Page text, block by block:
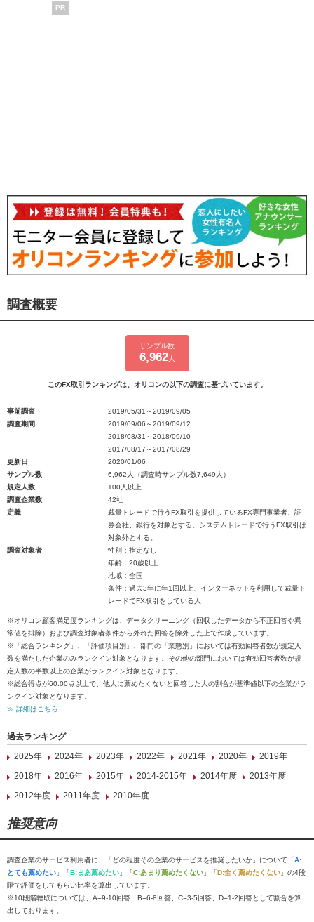
PR
調査概要
サンプル数
6,962人
このFX取引ランキングは、オリコンの以下の調査に基づいています。
事前調査
2019/05/31～2019/09/05
調査期間
2019/09/06～2019/09/12
2018/08/31～2018/09/10
2017/08/17～2017/08/29
更新日
2020/01/06
サンプル数
6,962人（調査時サンプル数7,649人）
規定人数
100人以上
調査企業数
42社
定義
裁量トレードで行うFX取引を提供しているFX専門事業者、証
券会社、銀行を対象とする。システムトレードで行うFX取引は
対象外とする。
調査対象者
性別：指定なし
年齢：20歳以上
地域：全国
条件：過去3年に年1回以上、インターネットを利用して裁量ト
レードでFX取引をしている人
※オリコン顧客満足度ランキングは、データクリーニング（回収したデータから不正回答や異
常値を排除）および調査対象者条件から外れた回答を除外した上で作成しています。
※「総合ランキング」、「評価項目別」、部門の「業態別」においては有効回答者数が規定人
数を満たした企業のみランクイン対象となります。その他の部門においては有効回答者数が規
定人数の半数以上の企業がランクイン対象となります。
※総合得点が60.00点以上で、他人に薦めたくないと回答した人の割合が基準値以下の企業がラ
ンクイン対象となります。
≫ 詳細はこちら
過去ランキング
2025年
2024年 2023年 2022年 2021年 2020年
2019年
2018年
2016年 2015年 2014-2015年 2014年度
2013年度
2012年度
2011年度 2010年度
推奨意向
調査企業のサービス利用者に、「どの程度その企業のサービスを推奨したいか」について「A:
とても薦めたい 」「B:まあ薦めたい 」「C:あまり薦めたくない 」「D:全く薦めたくない 」の4段
階で評価をしてもらい比率を算出しています。
※10段階聴取については、A=9-10回答、B=6-8回答、C=3-5回答、D=1-2回答として割合を算
出しております。